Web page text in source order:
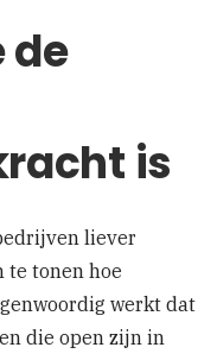
is
liever
te tonen hoe
werkt dat
die open zijn in